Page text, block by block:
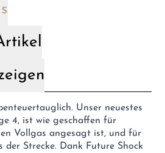
Unser neuestes
4, ist wie geschaffen für
Vollgas angesagt ist, und für
der Strecke. Dank Future Shock